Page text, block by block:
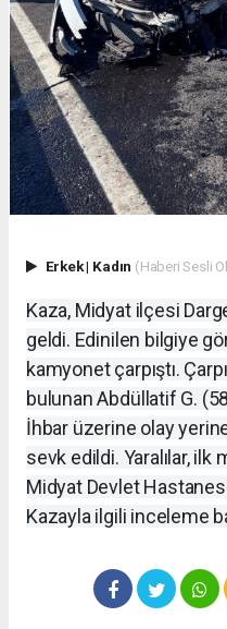
Erkek| Kadın (Haberi Sesli
Kaza, Midyat ilçesi
geldi. Edinilen bilgiye
kamyonet çarpıştı.
bulunan Abdüllatif G.
İhbar üzerine olay
sevk edildi. Yaralılar, ilk
Midyat Devlet
Kazayla ilgili inceleme